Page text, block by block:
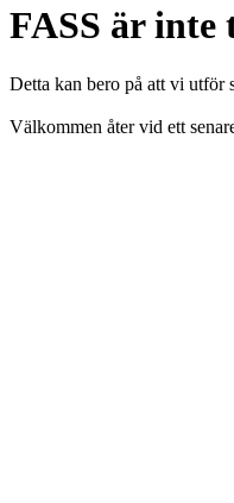
FASS är
Detta kan bero på att vi utför
Välkommen åter vid ett